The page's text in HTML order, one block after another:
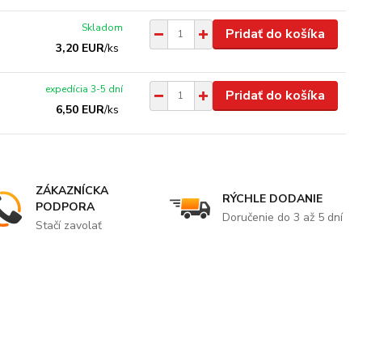
3,20 EUR/ks
Skladom Pridať do košíka
6,50 EUR/ks
expedícia 3-5 dní Pridať do košíka
ZÁKAZNÍCKA
PODPORA
Stačí zavolať
RÝCHLE DODANIE
Doručenie do 3 až 5 dní